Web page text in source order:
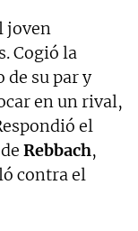
joven
Cogió la
de su par y
en un rival,
el
Rebbach,
contra el